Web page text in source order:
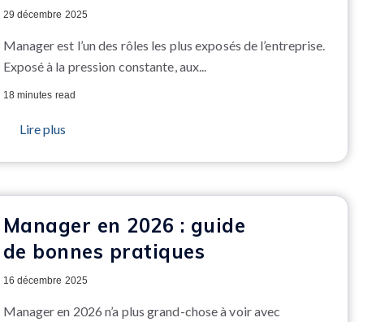
29 décembre 2025
Manager est l’un des rôles les plus exposés de l’entreprise.
Exposé à la pression constante, aux...
18 minutes read
Lire plus
Manager en 2026 : guide
de bonnes pratiques
16 décembre 2025
Manager en 2026 n’a plus grand-chose à voir avec